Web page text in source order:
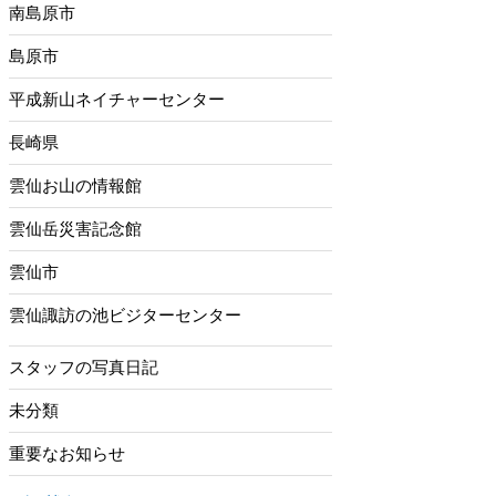
南島原市
島原市
平成新山ネイチャーセンター
長崎県
雲仙お山の情報館
雲仙岳災害記念館
雲仙市
雲仙諏訪の池ビジターセンター
スタッフの写真日記
未分類
重要なお知らせ